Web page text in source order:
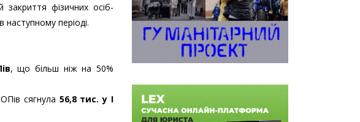
фізичних осіб-
періоді.
, що більш ніж на 50%
сягнула 56,8 тис. у I